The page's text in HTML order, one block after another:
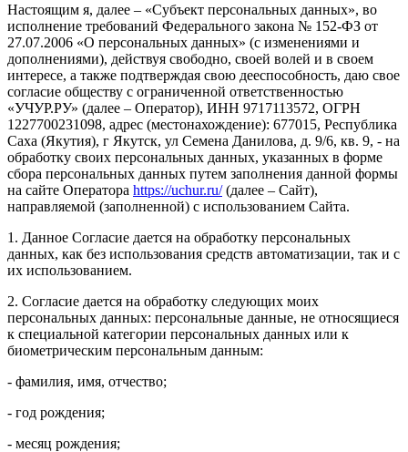
Настоящим я, далее – «Субъект персональных данных», во
исполнение требований Федерального закона № 152-ФЗ от
27.07.2006 «О персональных данных» (с изменениями и
дополнениями), действуя свободно, своей волей и в своем
интересе, а также подтверждая свою дееспособность, даю свое
согласие обществу с ограниченной ответственностью
«УЧУР.РУ» (далее – Оператор), ИНН 9717113572, ОГРН
1227700231098, адрес (местонахождение): 677015, Республика
Саха (Якутия), г Якутск, ул Семена Данилова, д. 9/6, кв. 9, - на
обработку своих персональных данных, указанных в форме
сбора персональных данных путем заполнения данной формы
на сайте Оператора https://uchur.ru/(далее – Сайт),
направляемой (заполненной) с использованием Сайта.
1. Данное Согласие дается на обработку персональных
данных, как без использования средств автоматизации, так и с
их использованием.
2. Согласие дается на обработку следующих моих
персональных данных: персональные данные, не относящиеся
к специальной категории персональных данных или к
биометрическим персональным данным:
- фамилия, имя, отчество;
- год рождения;
- месяц рождения;